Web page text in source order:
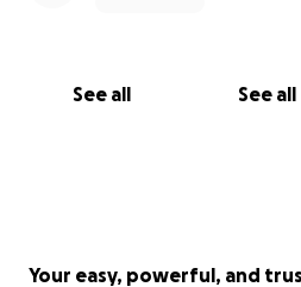
See all See all
Your easy, powerful, and